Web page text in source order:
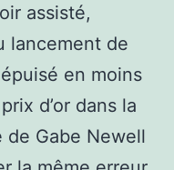
assisté,
lancement de
en moins
d’or dans la
Gabe Newell